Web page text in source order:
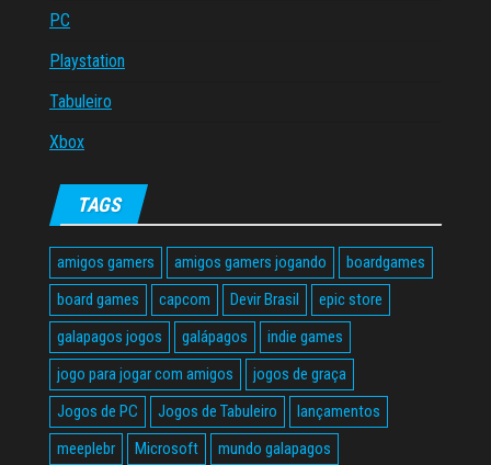
PC
Playstation
Tabuleiro
Xbox
TAGS
amigos gamers amigos gamers jogando
boardgames
board games
capcom Devir Brasil
epic store
galapagos jogos
galápagos
indie games
jogo para jogar com amigos
jogos de graça
Jogos de PC
Jogos de Tabuleiro
lançamentos
meeplebr
Microsoft
mundo galapagos